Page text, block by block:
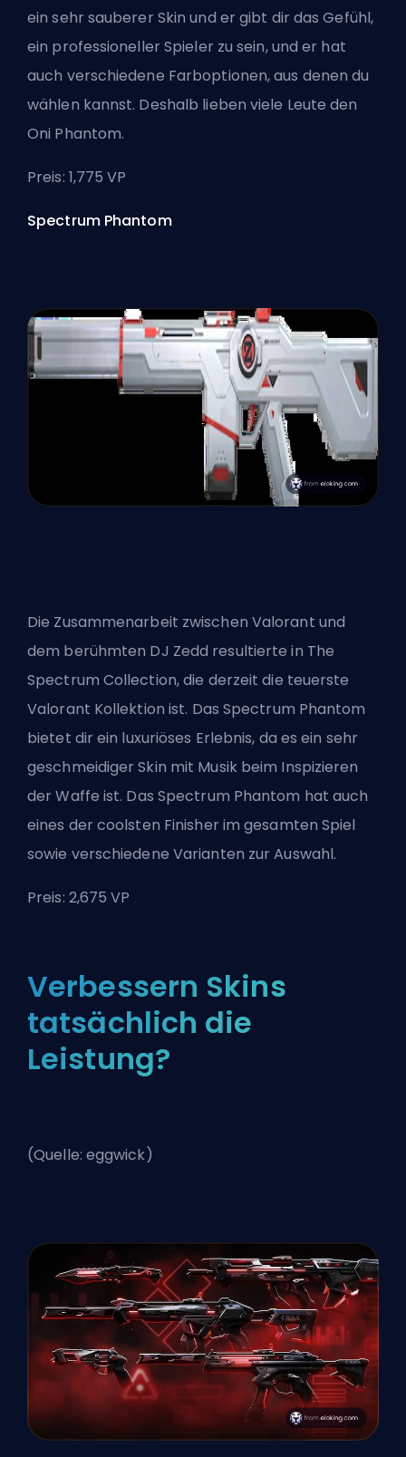
ein sehr sauberer Skin und er gibt dir das Gefühl,
ein professioneller Spieler zu sein, und er hat
auch verschiedene Farboptionen, aus denen du
wählen kannst. Deshalb lieben viele Leute den
Oni Phantom.
Preis: 1,775 VP
Spectrum Phantom
Die Zusammenarbeit zwischen Valorant und
dem berühmten DJ Zedd resultierte in The
Spectrum Collection, die derzeit die teuerste
Valorant Kollektion ist. Das Spectrum Phantom
bietet dir ein luxuriöses Erlebnis, da es ein sehr
geschmeidiger Skin mit Musik beim Inspizieren
der Waffe ist. Das Spectrum Phantom hat auch
eines der coolsten Finisher im gesamten Spiel
sowie verschiedene Varianten zur Auswahl.
Preis: 2,675 VP
Verbessern Skins
tatsächlich die
Leistung?
(Quelle: eggwick)